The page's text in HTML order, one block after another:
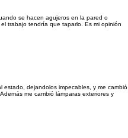
se hacen agujeros en la pared o
trabajo tendría que taparlo. Es mi opinión
estado, dejandolos impecables, y me cambió
me cambió lámparas exteriores y